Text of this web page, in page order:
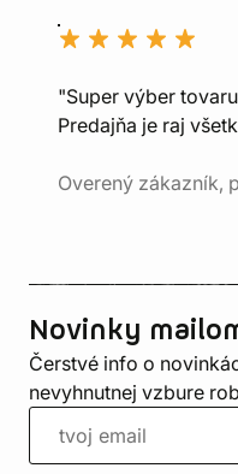
"Super výber
Predajňa je raj
Overený zákazník,
Novinky
Čerstvé info o
nevyhnutnej vzbure